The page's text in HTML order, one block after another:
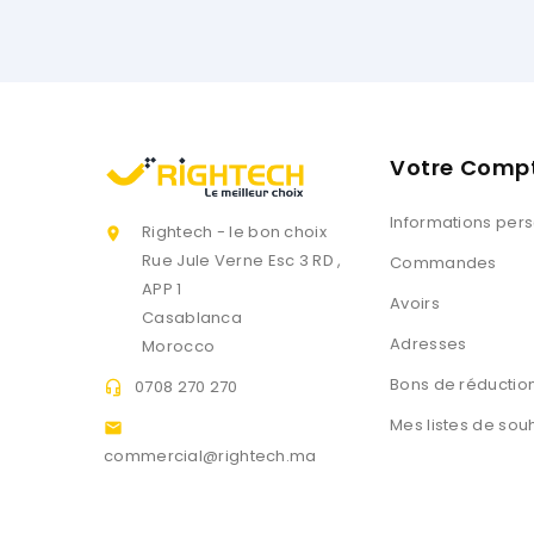

Rightech - le bon choix
Rue Jule Verne Esc 3 RD ,
APP 1
Casablanca
Morocco
 0708 270 270

commercial@rightech.ma
Votre
Informations
Commandes
Avoirs
Adresses
Bons de
Mes listes de